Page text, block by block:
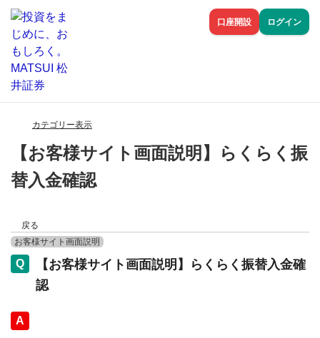
口座開設 ログイン
カテゴリー表示
【お客様サイト画面説明】らくらく振
替入金確認
戻る
お客様サイト画面説明
【お客様サイト画面説明】らくらく振替入金確
認
回答